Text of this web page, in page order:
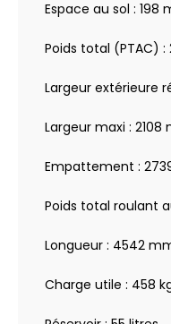
préconisation de
risque de collision
Vitres AV électriques
Pare-brise feuilleté
Lève-vitres AV/AR
Espace au sol : 198
Poids total (PTAC) :
Largeur extérieure
Largeur maxi : 2108
Empattement :
Poids total roulant
Longueur : 4542
Charge utile : 458